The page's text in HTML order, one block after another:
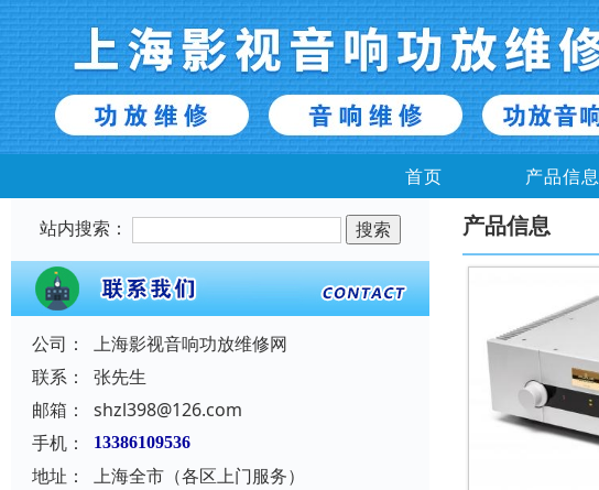
首页 产品信息
站内搜索：
公司：
上海影视音响功放维修网
联系：
张先生
邮箱：
shzl398@126.com
手机：
13386109536
地址：
上海全市（各区上门服务）
产品信息